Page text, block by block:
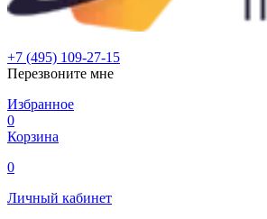
+7 (495) 109-27-15
Перезвоните мне
Избранное
0
Корзина
0
Личный кабинет